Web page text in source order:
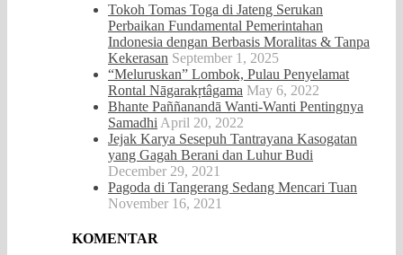
Tokoh Tomas Toga di Jateng Serukan
Perbaikan Fundamental Pemerintahan
Indonesia dengan Berbasis Moralitas & Tanpa
Kekerasan September 1, 2025
“Meluruskan” Lombok, Pulau Penyelamat
Rontal Nāgarakṛtâgama May 6, 2022
Bhante Paññanandā Wanti-Wanti Pentingnya
Samadhi April 20, 2022
Jejak Karya Sesepuh Tantrayana Kasogatan
yang Gagah Berani dan Luhur Budi
December 29, 2021
Pagoda di Tangerang Sedang Mencari Tuan
November 16, 2021
KOMENTAR